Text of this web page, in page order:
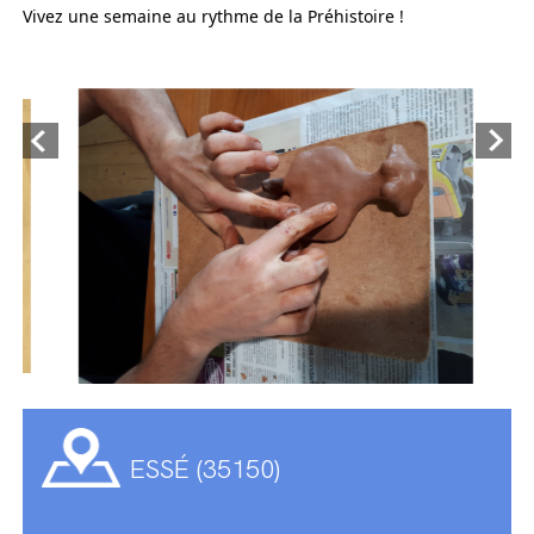
Vivez une semaine au rythme de la Préhistoire !
ESSÉ (35150)